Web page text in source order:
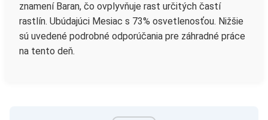
znamení Baran, čo ovplyvňuje rast určitých častí
rastlín. Ubúdajúci Mesiac s 73% osvetlenosťou. Nižšie
sú uvedené podrobné odporúčania pre záhradné práce
na tento deň.